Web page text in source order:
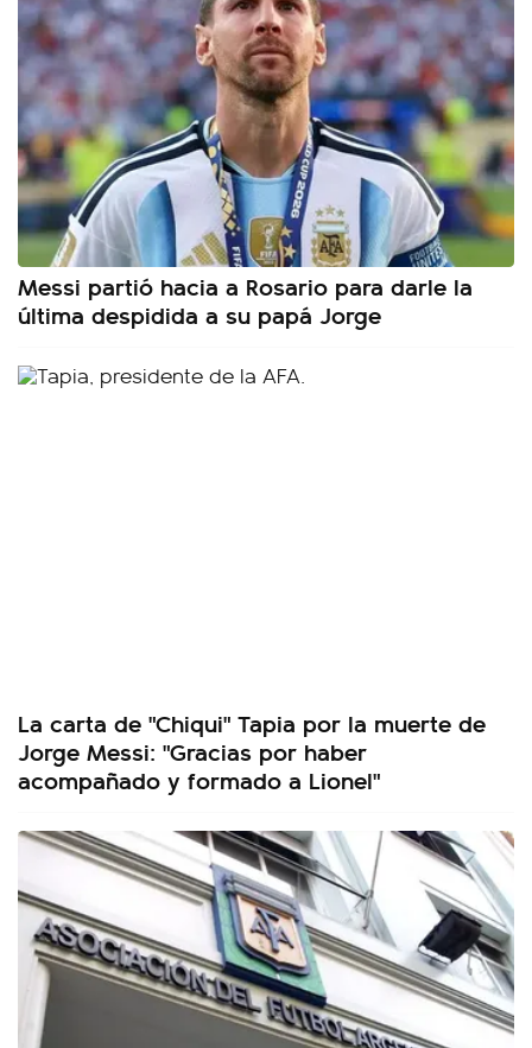
Messi partió hacia a Rosario para darle la
última despidida a su papá Jorge
La carta de "Chiqui" Tapia por la muerte de
Jorge Messi: "Gracias por haber
acompañado y formado a Lionel"